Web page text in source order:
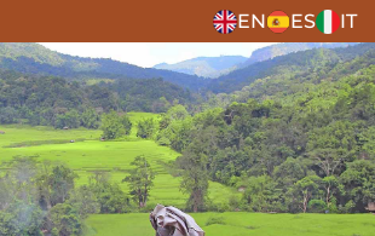
EN ES IT